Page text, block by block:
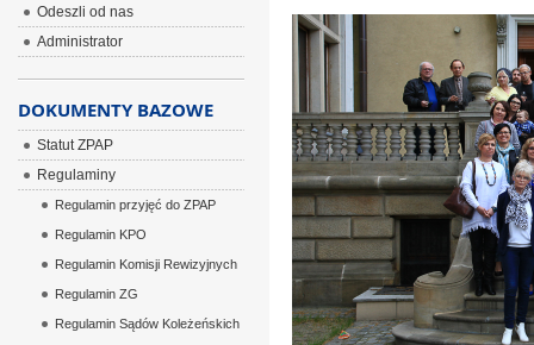
Odeszli od nas
Administrator
DOKUMENTY BAZOWE
Statut ZPAP
Regulaminy
Regulamin przyjęć do ZPAP
Regulamin KPO
Regulamin Komisji Rewizyjnych
Regulamin ZG
Regulamin Sądów Koleżeńskich